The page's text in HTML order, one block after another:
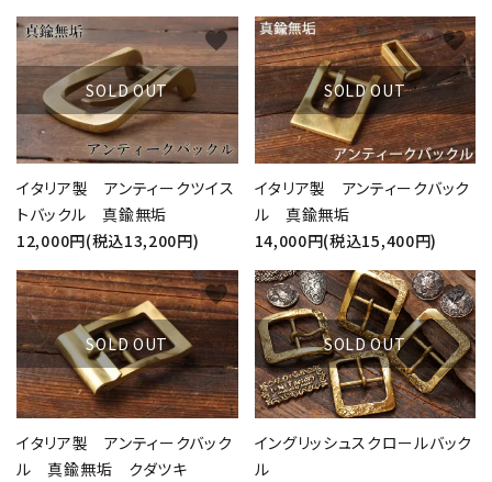
SOLD OUT
イタリア製 アンティークツイス
トバックル 真鍮無垢
12,000円(税込13,200円)
favorite
SOLD OUT
イタリア製 アンティークバック
ル 真鍮無垢
14,000円(税込15,400円)
favorite
SOLD OUT
イタリア製 アンティークバック
ル 真鍮無垢 クダツキ
favorite
SOLD OUT
イングリッシュスクロールバック
ル
favorite